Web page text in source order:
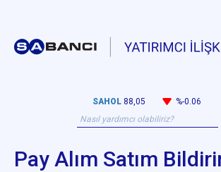
SAHOL 88,05 %-0.06
Pay Alım Satım